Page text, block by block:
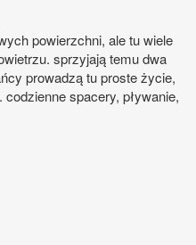
powierzchni, ale tu wiele
sprzyjają temu dwa
prowadzą tu proste życie,
spacery, pływanie,